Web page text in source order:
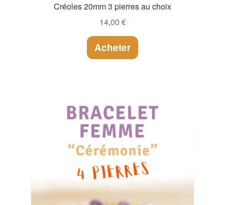
Créoles 20mm 3 pierres au choix
14,00 €
Acheter